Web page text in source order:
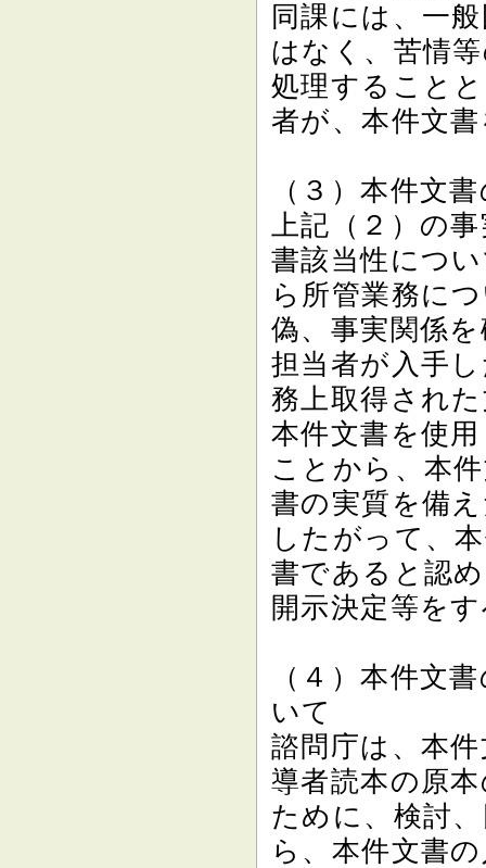
同課には、一
はなく、苦情
処理すること
者が、本件文
（３）本件文
上記（２）の
書該当性につ
ら所管業務に
偽、事実関係
担当者が入手
務上取得され
本件文書を使
ことから、本
書の実質を備
したがって、
書であると認
開示決定等を
（４）本件文
いて
諮問庁は、本
導者読本の原
ために、検討
ら、本件文書